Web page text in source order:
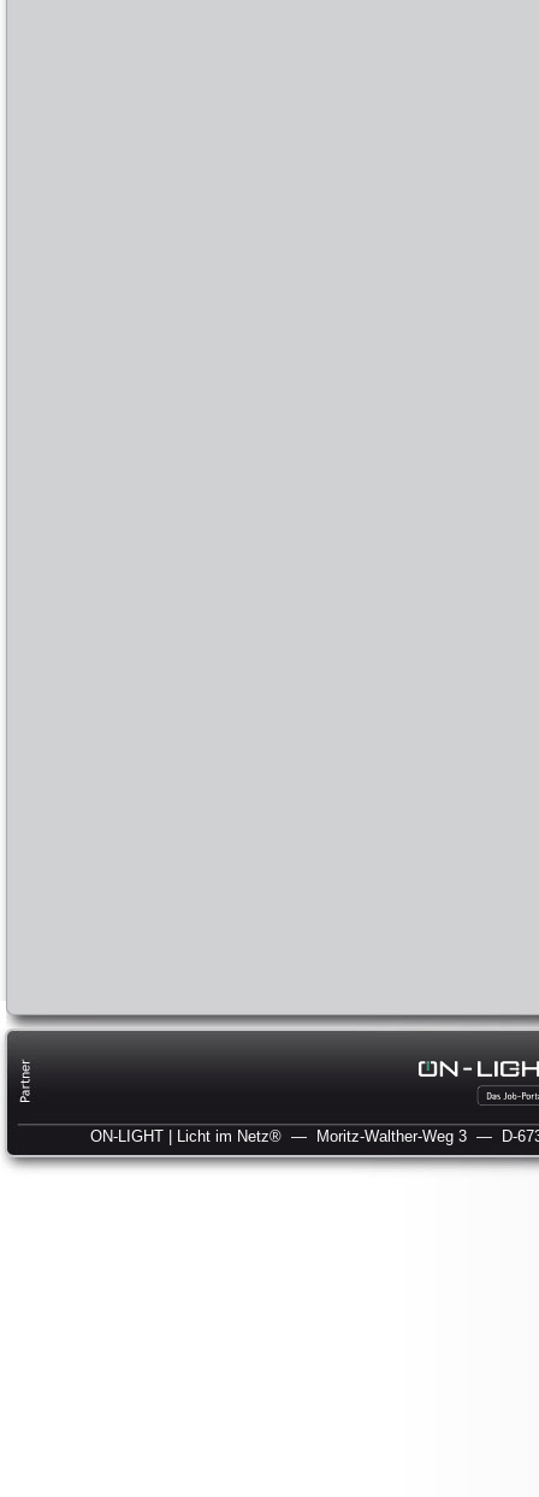
ON-LIGHT | Licht im Netz® — Moritz-Walther-Weg 3 — D-